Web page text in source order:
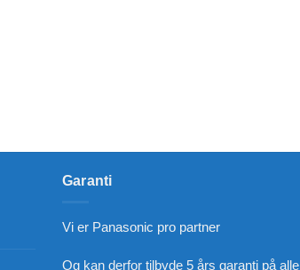
Garanti
Vi er Panasonic pro partner
Og kan derfor tilbyde 5 års garanti på alle